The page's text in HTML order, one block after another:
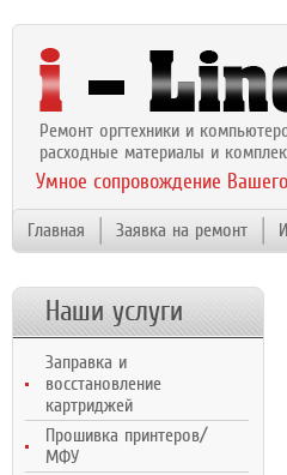
Ремонт оргтехники и
расходные материалы и
Умное сопровождение
Главная Заявка на ремонт
Наши услуги
Заправка и
восстановление
картриджей
Прошивка принтеров/
МФУ